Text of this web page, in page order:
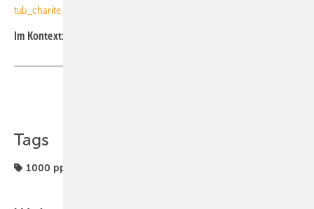
tub_charite.pdf
Im Kontext:
Tags
1000 ppm